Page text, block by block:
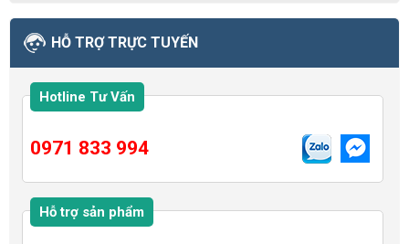
HỖ TRỢ TRỰC TUYẾN
Hotline Tư Vấn
0971 833 994
Hỗ trợ sản phẩm